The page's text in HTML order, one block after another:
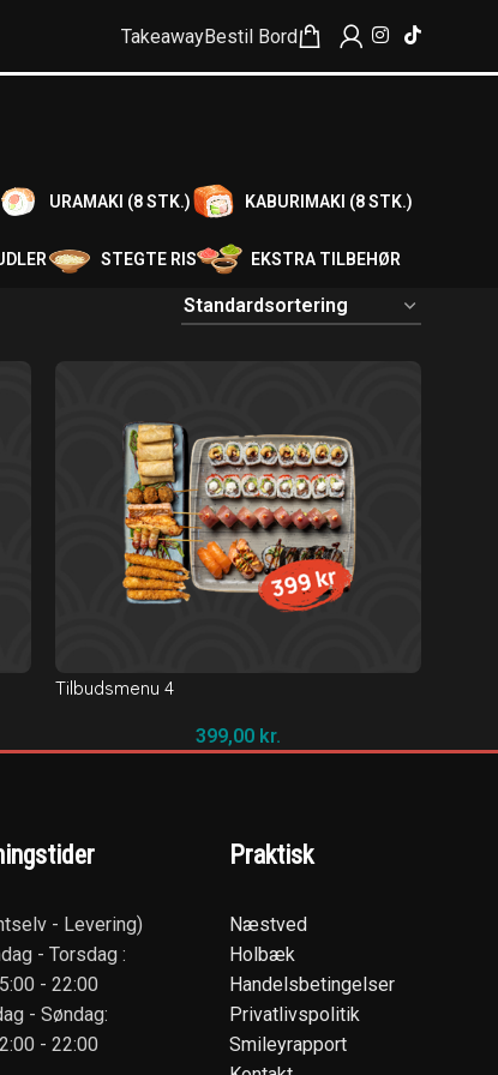
TakeawayBestil Bord
URAMAKI (8 STK.) KABURIMAKI (8 STK.)
STEGTE RIS EKSTRA TILBEHØR
Tilbudsmenu 4
399,00 kr.
- Levering)
- Torsdag :
- 22:00
- Søndag:
- 22:00
Praktisk
Næstved
Holbæk
Handelsbetingelser
Privatlivspolitik
Smileyrapport